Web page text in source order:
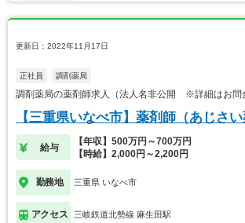
更新日：2022年11月17日
正社員 調剤薬局
調剤薬局の薬剤師求人（法人名非公開 ※詳細はお問
【三重県いなべ市】薬剤師（あじさ
給与
【年収】500万円～700万円
【時給】2,000円～2,200円
勤務地 三重県 いなべ市
アクセス 三岐鉄道北勢線 麻生田駅